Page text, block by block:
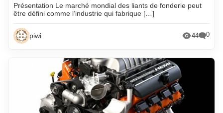
Présentation Le marché mondial des liants de fonderie peut
être défini comme l’industrie qui fabrique […]
piwi 44 0